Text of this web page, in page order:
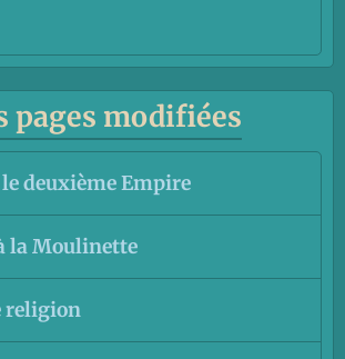
pages modifiées
deuxième Empire
la Moulinette
religion